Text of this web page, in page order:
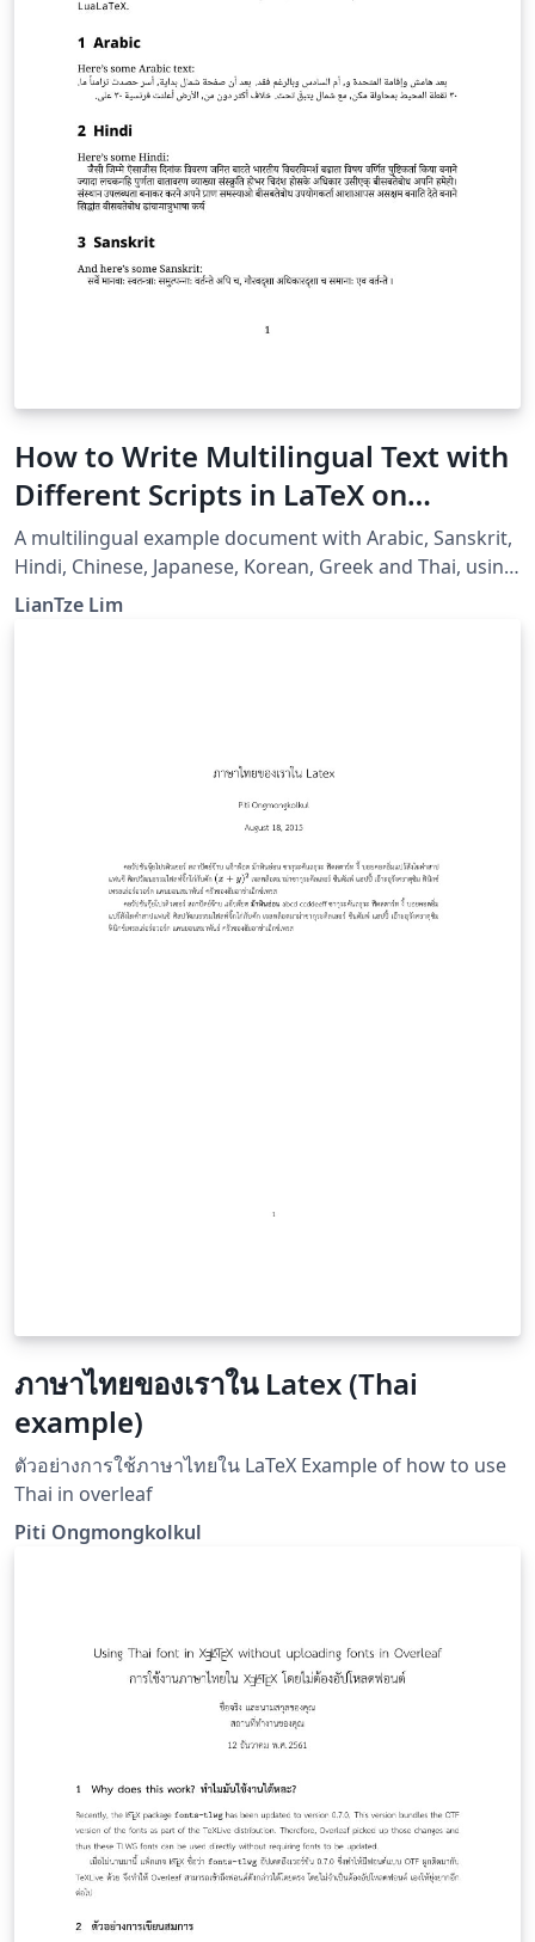
How to Write Multilingual Text with
Different Scripts in LaTeX on
Overleaf using Polyglossia
A multilingual example document with Arabic, Sanskrit,
Hindi, Chinese, Japanese, Korean, Greek and Thai, using
XeLaTeX + fontspec + polyglossia.
LianTze Lim
ภาษาไทยของเราใน Latex (Thai
example)
ตัวอย่างการใช้ภาษาไทยใน LaTeX Example of how to use
Thai in overleaf
Piti Ongmongkolkul